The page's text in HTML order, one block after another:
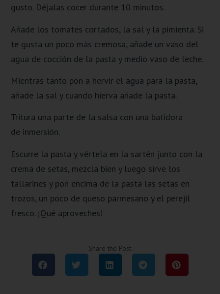
gusto. Déjalas cocer durante 10 minutos.
Añade los tomates cortados, la sal y la pimienta. Si
te gusta un poco más cremosa, añade un vaso del
agua de cocción de la pasta y medio vaso de leche.
Mientras tanto pon a hervir el agua para la pasta,
añade la sal y cuando hierva añade la pasta.
Tritura una parte de la salsa con una batidora
de inmersión.
Escurre la pasta y vértela en la sartén junto con la
crema de setas, mezcla bien y luego sirve los
tallarines y pon encima de la pasta las setas en
trozos, un poco de queso parmesano y el perejil
fresco. ¡Qué aproveches!
Share the Post: